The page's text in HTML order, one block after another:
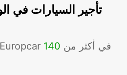
تأجير السيارات في
موقعًا لشركة Europcar في أكثر من 140